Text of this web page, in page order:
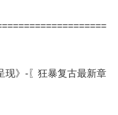
现》-〖狂暴复古最新章